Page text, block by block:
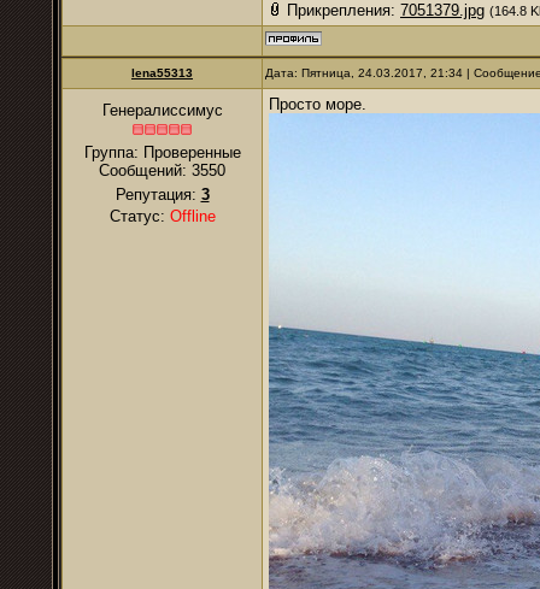
Прикрепления: 7051379.jpg (164.8
lena55313 Дата: Пятница, 24.03.2017, 21:34 |
Генералиссимус
Группа: Проверенные
Сообщений: 3550
Репутация: 3
Статус: Offline
Просто море.